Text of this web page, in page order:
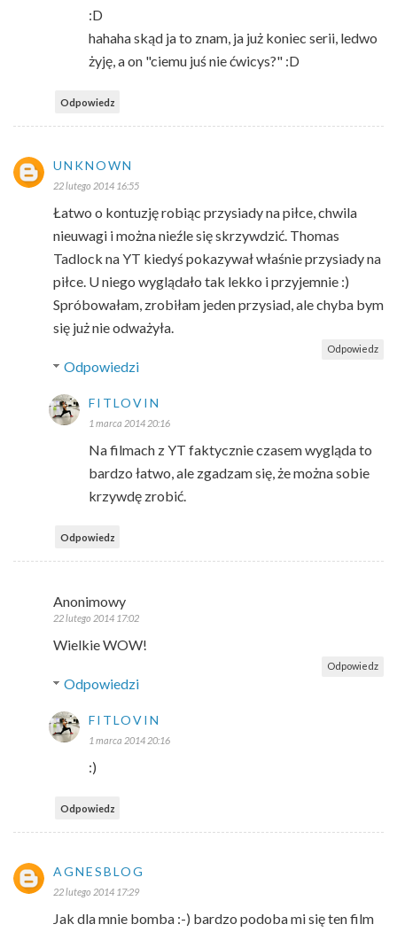
:D
hahaha skąd ja to znam, ja już koniec serii, ledwo
żyję, a on "ciemu juś nie ćwicys?" :D
Odpowiedz
UNKNOWN
22 lutego 2014 16:55
Łatwo o kontuzję robiąc przysiady na piłce, chwila
nieuwagi i można nieźle się skrzywdzić. Thomas
Tadlock na YT kiedyś pokazywał właśnie przysiady na
piłce. U niego wyglądało tak lekko i przyjemnie :)
Spróbowałam, zrobiłam jeden przysiad, ale chyba bym
się już nie odważyła.
Odpowiedz
Odpowiedzi
FITLOVIN
1 marca 2014 20:16
Na filmach z YT faktycznie czasem wygląda to
bardzo łatwo, ale zgadzam się, że można sobie
krzywdę zrobić.
Odpowiedz
Anonimowy
22 lutego 2014 17:02
Wielkie WOW!
Odpowiedz
Odpowiedzi
FITLOVIN
1 marca 2014 20:16
:)
Odpowiedz
AGNESBLOG
22 lutego 2014 17:29
Jak dla mnie bomba :-) bardzo podoba mi się ten film